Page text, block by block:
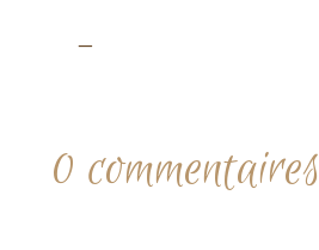
–
0 commentaires